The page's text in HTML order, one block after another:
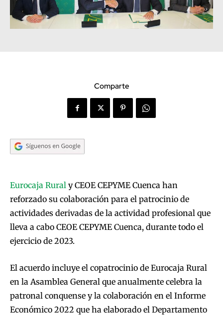
Comparte
Eurocaja Rural y CEOE CEPYME Cuenca han
reforzado su colaboración para el patrocinio de
actividades derivadas de la actividad profesional que
lleva a cabo CEOE CEPYME Cuenca, durante todo el
ejercicio de 2023.
El acuerdo incluye el copatrocinio de Eurocaja Rural
en la Asamblea General que anualmente celebra la
patronal conquense y la colaboración en el Informe
Económico 2022 que ha elaborado el Departamento